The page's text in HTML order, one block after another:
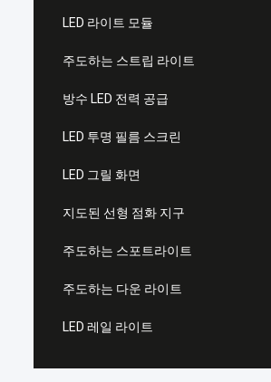
LED 라이트 모듈
주도하는 스트립 라이트
방수 LED 전력 공급
LED 투명 필름 스크린
LED 그릴 화면
지도된 선형 점화 지구
주도하는 스포트라이트
주도하는 다운 라이트
LED 레일 라이트